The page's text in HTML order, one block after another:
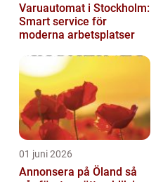
Varuautomat i Stockholm:
Smart service för
moderna arbetsplatser
01 juni 2026
Annonsera på Öland så